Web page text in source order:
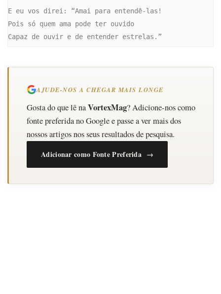
E eu vos direi: “Amai para entendê-las!
Pois só quem ama pode ter ouvido
Capaz de ouvir e de entender estrelas.”
AJUDE-NOS A CHEGAR MAIS LONGE
Gosta do que lê naVortexMag? Adicione-nos como
fonte preferida no Google e passe a ver mais dos
nossos artigos nos seus resultados de pesquisa.
Adicionar como Fonte Preferida →